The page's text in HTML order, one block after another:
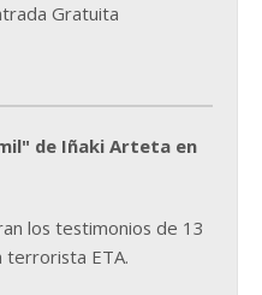
Gratuita
de Iñaki Arteta en
los testimonios de 13
terrorista ETA.